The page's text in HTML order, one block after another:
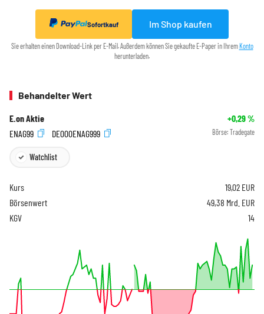
Sofortkauf Im Shop kaufen
Sie erhalten einen Download-Link per E-Mail. Außerdem können Sie gekaufte E-Paper in Ihrem Konto
herunterladen.
Behandelter Wert
E.on Aktie +0,29%
ENAG99
DE000ENAG999 Börse: Tradegate
Watchlist
Kurs 19,02 EUR
Börsenwert
49,38 Mrd. EUR
KGV
14